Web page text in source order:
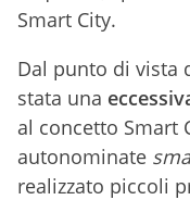
Smart City.
Dal punto di vista
stata una
al concetto Smart
autonominate
realizzato piccoli